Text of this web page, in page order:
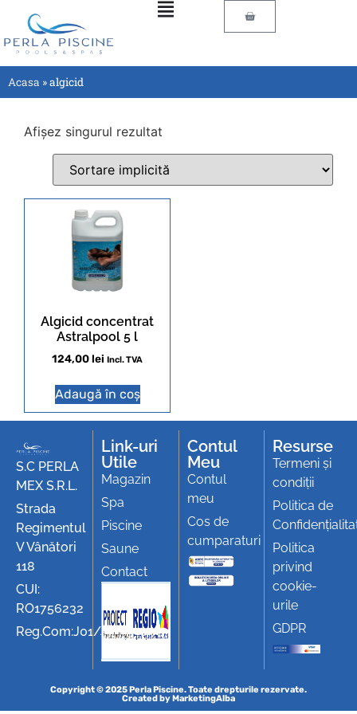
Acasa »algicid
Afișez singurul rezultat
Algicid concentrat
Astralpool 5 l
124,00lei Incl. TVA
Adaugă în coș
S.C PERLA
MEX S.R.L.
Strada
Regimentul
V Vânători
118
CUI:
RO1756232
Reg.Com:J01/494/1991
Link-uri
Utile
Magazin
Spa
Piscine
Saune
Contact
Contul
Meu
Contul
meu
Cos de
cumparaturi
Resurse
Termeni și
condiții
Politica de
Politica
privind
cookie-
urile
GDPR
Copyright © 2025 Perla Piscine. Toate drepturile rezervate.
Created byMarketingAlba